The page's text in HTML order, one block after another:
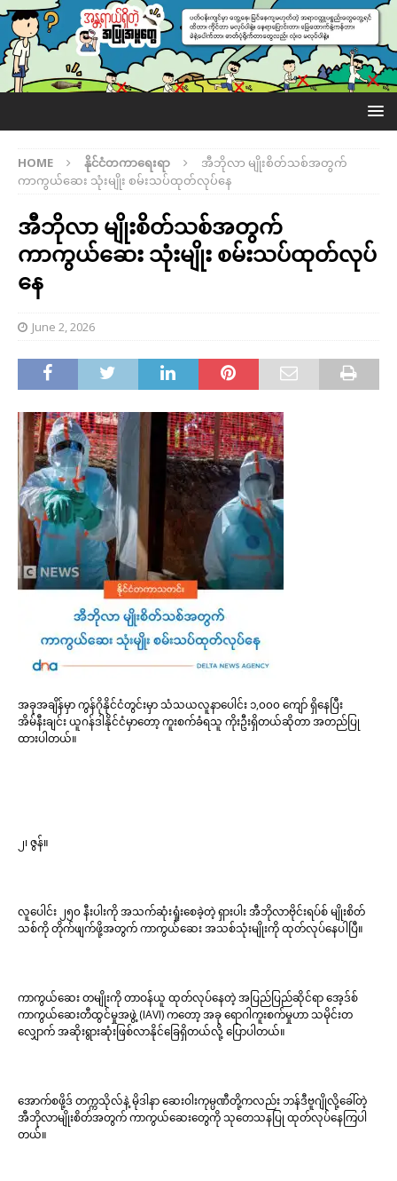
HOME နိုင်ငံတကာရေးရာ
အီဘိုလာ မျိုးစိတ်သစ်အတွက်
ကာကွယ်ဆေး သုံးမျိုး စမ်းသပ်ထုတ်လုပ်နေ
အီဘိုလာ မျိုးစိတ်သစ်အတွက်
ကာကွယ်ဆေး သုံးမျိုး စမ်းသပ်ထုတ်လုပ်
နေ
June 2, 2026
အခုအချိန်မှာ ကွန်ဂိုနိုင်ငံတွင်းမှာ သံသယလူနာပေါင်း ၁,၀၀၀ ကျော် ရှိနေပြီး
အိမ်နီးချင်း ယူဂန်ဒါနိုင်ငံမှာတော့ ကူးစက်ခံရသူ ကိုးဦးရှိတယ်ဆိုတာ အတည်ပြု
ထားပါတယ်။
၂၊ ဇွန်။
လူပေါင်း ၂၅၀ နီးပါးကို အသက်ဆုံးရှုံးစေခဲ့တဲ့ ရှားပါး အီဘိုလာဗိုင်းရပ်စ် မျိုးစိတ်
သစ်ကို တိုက်ဖျက်ဖို့အတွက် ကာကွယ်ဆေး အသစ်သုံးမျိုးကို ထုတ်လုပ်နေပါပြီ။
ကာကွယ်ဆေး တမျိုးကို တာဝန်ယူ ထုတ်လုပ်နေတဲ့ အပြည်ပြည်ဆိုင်ရာ အေ့ဒ်စ်
ကာကွယ်ဆေးတီထွင်မှုအဖွဲ့ (IAVI) ကတော့ အခု ရောဂါကူးစက်မှုဟာ သမိုင်းတ
လျှောက် အဆိုးရွားဆုံးဖြစ်လာနိုင်ခြေရှိတယ်လို့ ပြောပါတယ်။
အောက်စဖို့ဒ် တက္ကသိုလ်နဲ့ မိုဒါနာ ဆေးဝါးကုမ္ပဏီတို့ကလည်း ဘန်ဒီဗူဂျိုလို့ခေါ်တဲ့
အီဘိုလာမျိုးစိတ်အတွက် ကာကွယ်ဆေးတွေကို သုတေသနပြု ထုတ်လုပ်နေကြပါ
တယ်။